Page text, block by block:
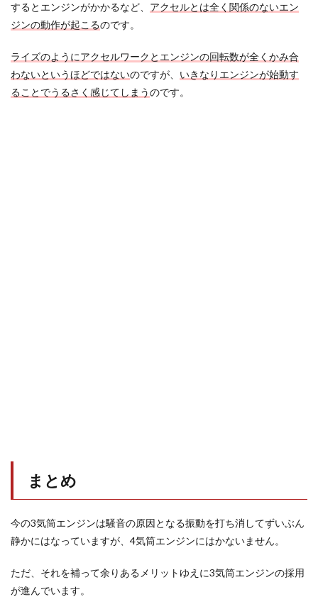
するとエンジンがかかるなど、 アクセルとは全く関係のないエン
ジンの動作が起こるのです。
ライズのようにアクセルワークとエンジンの回転数が全くかみ合
わないというほどではないのですが、 いきなりエンジンが始動す
ることでうるさく感じてしまうのです。
まとめ
今の3気筒エンジンは騒音の原因となる振動を打ち消してずいぶん
静かにはなっていますが、4気筒エンジンにはかないません。
ただ、それを補って余りあるメリットゆえに3気筒エンジンの採用
が進んでいます。